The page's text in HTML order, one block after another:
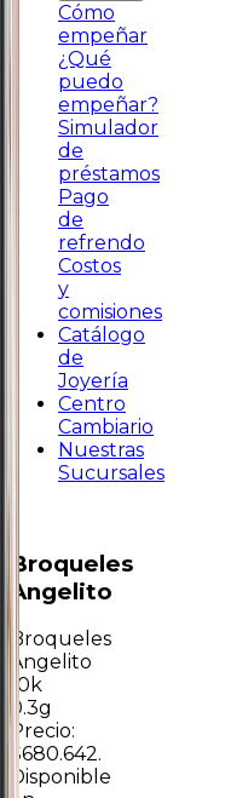
Cómo
empeñar
¿Qué
puedo
empeñar?
Simulador
de
préstamos
Pago
de
refrendo
Costos
y
comisiones
Catálogo
de
Joyería
Centro
Cambiario
Nuestras
Sucursales
Broqueles
Angelito
Broqueles
Angelito
10k
0.3g
Precio:
$680.642.
Disponible